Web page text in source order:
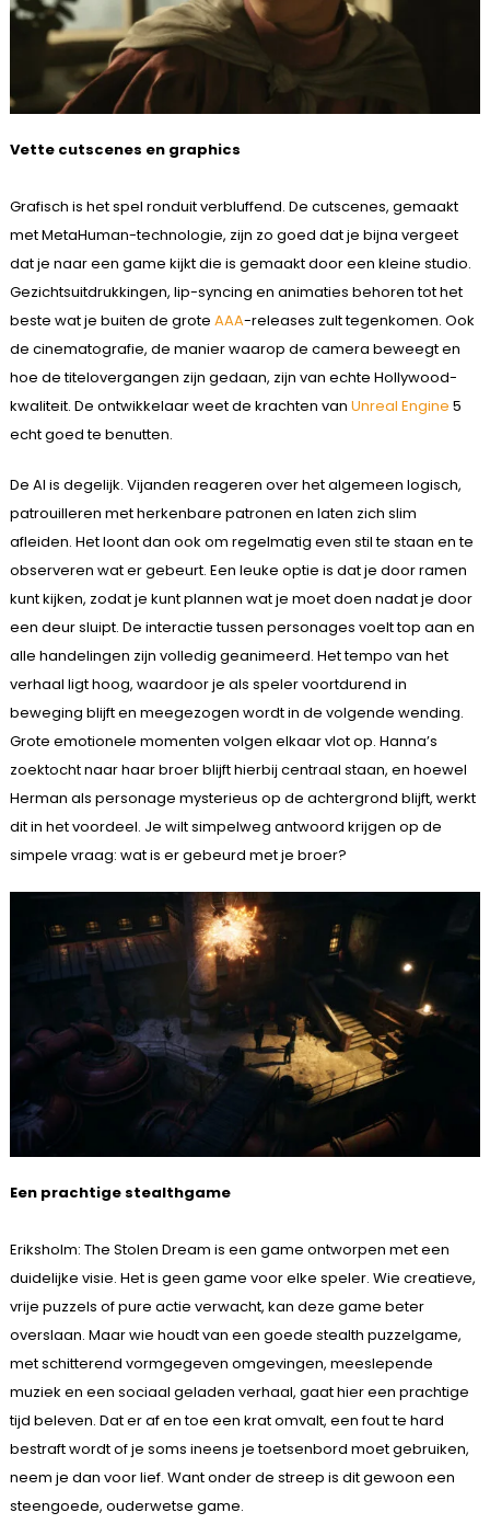
Vette cutscenes en graphics
Grafisch is het spel ronduit verbluffend. De cutscenes, gemaakt
met MetaHuman-technologie, zijn zo goed dat je bijna vergeet
dat je naar een game kijkt die is gemaakt door een kleine studio.
Gezichtsuitdrukkingen, lip-syncing en animaties behoren tot het
beste wat je buiten de grote AAA-releases zult tegenkomen. Ook
de cinematografie, de manier waarop de camera beweegt en
hoe de titelovergangen zijn gedaan, zijn van echte Hollywood-
kwaliteit. De ontwikkelaar weet de krachten van Unreal Engine 5
echt goed te benutten.
De AI is degelijk. Vijanden reageren over het algemeen logisch,
patrouilleren met herkenbare patronen en laten zich slim
afleiden. Het loont dan ook om regelmatig even stil te staan en te
observeren wat er gebeurt. Een leuke optie is dat je door ramen
kunt kijken, zodat je kunt plannen wat je moet doen nadat je door
een deur sluipt. De interactie tussen personages voelt top aan en
alle handelingen zijn volledig geanimeerd. Het tempo van het
verhaal ligt hoog, waardoor je als speler voortdurend in
beweging blijft en meegezogen wordt in de volgende wending.
Grote emotionele momenten volgen elkaar vlot op. Hanna’s
zoektocht naar haar broer blijft hierbij centraal staan, en hoewel
Herman als personage mysterieus op de achtergrond blijft, werkt
dit in het voordeel. Je wilt simpelweg antwoord krijgen op de
simpele vraag: wat is er gebeurd met je broer?
Een prachtige stealthgame
Eriksholm: The Stolen Dream is een game ontworpen met een
duidelijke visie. Het is geen game voor elke speler. Wie creatieve,
vrije puzzels of pure actie verwacht, kan deze game beter
overslaan. Maar wie houdt van een goede stealth puzzelgame,
met schitterend vormgegeven omgevingen, meeslepende
muziek en een sociaal geladen verhaal, gaat hier een prachtige
tijd beleven. Dat er af en toe een krat omvalt, een fout te hard
bestraft wordt of je soms ineens je toetsenbord moet gebruiken,
neem je dan voor lief. Want onder de streep is dit gewoon een
steengoede, ouderwetse game.